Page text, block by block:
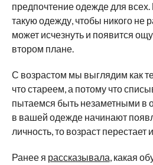
предпочтение одежде для
такую одежду, чтобы никого не
может исчезнуть и появится
втором плане.
С возрастом мы выглядим как
что стареем, а потому что
пытаемся быть незаметными в
в вашей одежде начинают
личность, то возраст перестает
Ранее я рассказывала, какая